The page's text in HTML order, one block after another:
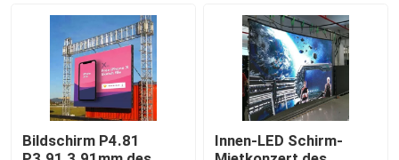
Bildschirm P4.81
Innen-LED Schirm-